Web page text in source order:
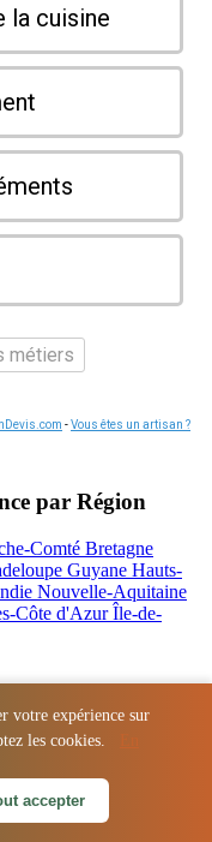
votre expérience sur
les cookies.
accepter
la cuisine
métiers
-Vous êtes un artisan ?
par Région
Comté Bretagne
Guyane Hauts-
Nouvelle-Aquitaine
Côte d'AzurÎle-de-
- Marques